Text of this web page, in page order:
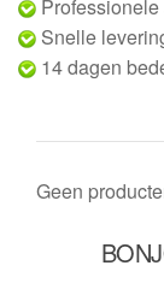
Snelle
14 dagen
Geen